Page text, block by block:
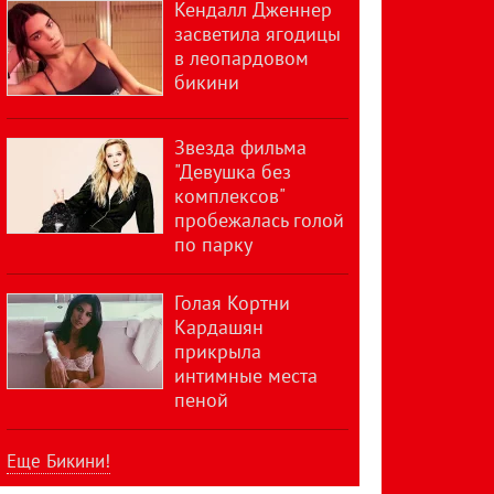
Кендалл Дженнер
засветила ягодицы
в леопардовом
бикини
Звезда фильма
"Девушка без
комплексов"
пробежалась голой
по парку
Голая Кортни
Кардашян
прикрыла
интимные места
пеной
Еще Бикини!